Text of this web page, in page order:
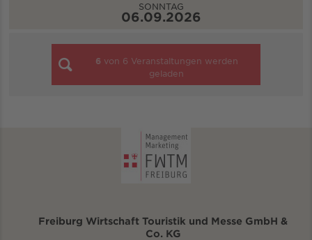
SONNTAG
06.09.2026
6 von 6 Veranstaltungen werden
geladen
Freiburg Wirtschaft Touristik und Messe GmbH &
Co. KG